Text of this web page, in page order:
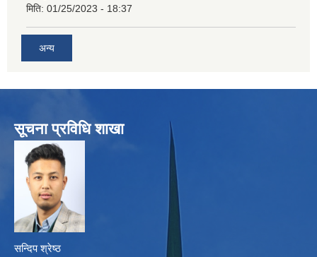
मिति: 01/25/2023 - 18:37
अन्य
सूचना प्रविधि शाखा
सन्दिप श्रेष्ठ